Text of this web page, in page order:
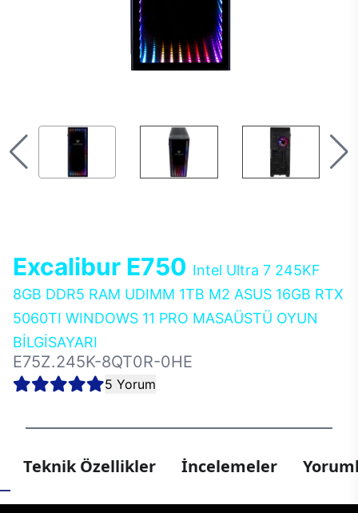
Excalibur E750 Intel Ultra 7 245KF
8GB DDR5 RAM UDIMM 1TB M2 ASUS 16GB RTX
5060TI WINDOWS 11 PRO MASAÜSTÜ OYUN
BİLGİSAYARI
E75Z.245K-8QT0R-0HE
5 Yorum
Teknik Özellikler İncelemeler